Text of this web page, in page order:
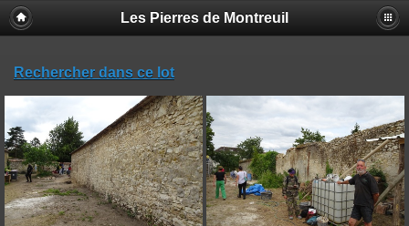
Les Pierres de Montreuil
Rechercher dans ce lot